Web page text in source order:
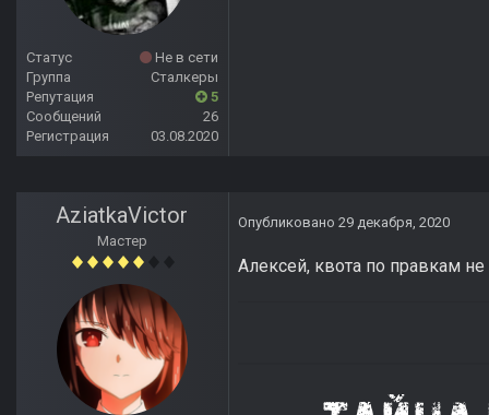
Статус
Не в сети
Группа
Сталкеры
Репутация
5
Сообщений
26
Регистрация
03.08.2020
AziatkaVictor
Мастер
Опубликовано 29 декабря, 2020
Алексей, квота по правкам